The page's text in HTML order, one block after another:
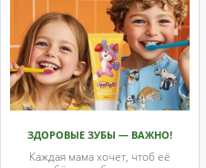
ЗДОРОВЫЕ ЗУБЫ — ВАЖНО!
Каждая мама хочет, чтоб её